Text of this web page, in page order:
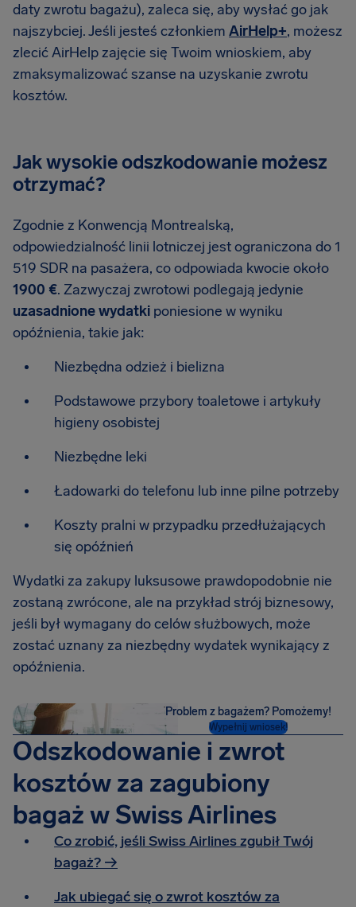
daty zwrotu bagażu), zaleca się, aby wysłać go jak
najszybciej. Jeśli jesteś członkiem AirHelp+, możesz
zlecić AirHelp zajęcie się Twoim wnioskiem, aby
zmaksymalizować szanse na uzyskanie zwrotu
kosztów.
Jak wysokie odszkodowanie możesz
otrzymać?
Zgodnie z Konwencją Montrealską,
odpowiedzialność linii lotniczej jest ograniczona do 1
519 SDR na pasażera, co odpowiada kwocie około
1900 €. Zazwyczaj zwrotowi podlegają jedynie
uzasadnione wydatki poniesione w wyniku
opóźnienia, takie jak:
Niezbędna odzież i bielizna
Podstawowe przybory toaletowe i artykuły
higieny osobistej
Niezbędne leki
Ładowarki do telefonu lub inne pilne potrzeby
Koszty pralni w przypadku przedłużających
się opóźnień
Wydatki za zakupy luksusowe prawdopodobnie nie
zostaną zwrócone, ale na przykład strój biznesowy,
jeśli był wymagany do celów służbowych, może
zostać uznany za niezbędny wydatek wynikający z
opóźnienia.
Problem z bagażem? Pomożemy!
Wypełnij wniosek!
Odszkodowanie i zwrot
kosztów za zagubiony
bagaż w Swiss Airlines
Co zrobić, jeśli Swiss Airlines zgubił Twój
bagaż? →
Jak ubiegać się o zwrot kosztów za